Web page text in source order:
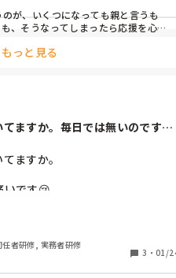
が、いくつになっても親と言うも
、そうなってしまったら応援を心か
っと見る
ますか。毎日では無いのです
ますか。
いです😢
か。
者研修, 実務者研修
3 ・ 01/